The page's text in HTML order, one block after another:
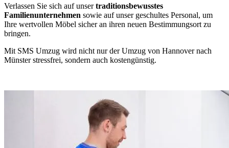
Verlassen Sie sich auf unsertraditionsbewusstes
Familienunternehmen sowie auf unser geschultes Personal, um
Ihre wertvollen Möbel sicher an ihren neuen Bestimmungsort zu
bringen.
Mit SMS Umzug wird nicht nur der Umzug von Hannover nach
Münster stressfrei, sondern auch kostengünstig.